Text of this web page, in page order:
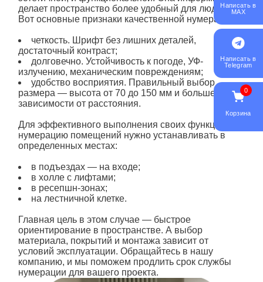
делает пространство более удобный для людей.
Вот основные признаки качественной нумерации:
четкость. Шрифт без лишних деталей,
достаточный контраст;
долговечно. Устойчивость к погоде, УФ-
излучению, механическим повреждениям;
удобство восприятия. Правильный выбор
размера — высота от 70 до 150 мм и больше в
зависимости от расстояния.
Для эффективного выполнения своих функций
нумерацию помещений нужно устанавливать в
определенных местах:
в подъездах— на входе;
в холле с лифтами;
в ресепшн-зонах;
на лестничной клетке.
Главная цель в этом случае — быстрое
ориентирование в пространстве. А выбор
материала, покрытий и монтажа зависит от
условий эксплуатации. Обращайтесь в нашу
компанию, и мы поможем продлить срок службы
нумерации для вашего проекта.
Написать в
MAX
Написать в
Telegram
0
Корзина